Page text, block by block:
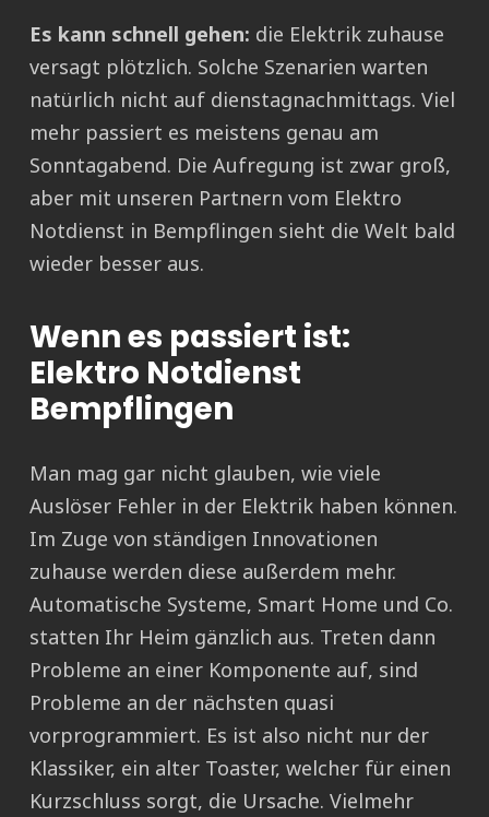
Es kann schnell gehen: die Elektrik zuhause
versagt plötzlich. Solche Szenarien warten
natürlich nicht auf dienstagnachmittags. Viel
mehr passiert es meistens genau am
Sonntagabend. Die Aufregung ist zwar groß,
aber mit unseren Partnern vom Elektro
Notdienst in Bempflingen sieht die Welt bald
wieder besser aus.
Wenn es passiert ist:
Elektro Notdienst
Bempflingen
Man mag gar nicht glauben, wie viele
Auslöser Fehler in der Elektrik haben können.
Im Zuge von ständigen Innovationen
zuhause werden diese außerdem mehr.
Automatische Systeme, Smart Home und Co.
statten Ihr Heim gänzlich aus. Treten dann
Probleme an einer Komponente auf, sind
Probleme an der nächsten quasi
vorprogrammiert. Es ist also nicht nur der
Klassiker, ein alter Toaster, welcher für einen
Kurzschluss sorgt, die Ursache. Vielmehr